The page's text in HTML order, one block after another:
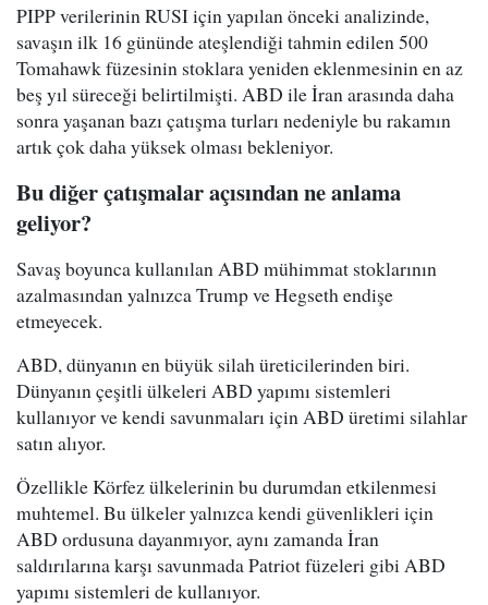
PIPP verilerinin RUSI için yapılan önceki analizinde,
savaşın ilk 16 gününde ateşlendiği tahmin edilen 500
Tomahawk füzesinin stoklara yeniden eklenmesinin en az
beş yıl süreceği belirtilmişti. ABD ile İran arasında daha
sonra yaşanan bazı çatışma turları nedeniyle bu rakamın
artık çok daha yüksek olması bekleniyor.
Bu diğer çatışmalar açısından ne anlama
geliyor?
Savaş boyunca kullanılan ABD mühimmat stoklarının
azalmasından yalnızca Trump ve Hegseth endişe
etmeyecek.
ABD, dünyanın en büyük silah üreticilerinden biri.
Dünyanın çeşitli ülkeleri ABD yapımı sistemleri
kullanıyor ve kendi savunmaları için ABD üretimi silahlar
satın alıyor.
Özellikle Körfez ülkelerinin bu durumdan etkilenmesi
muhtemel. Bu ülkeler yalnızca kendi güvenlikleri için
ABD ordusuna dayanmıyor, aynı zamanda İran
saldırılarına karşı savunmada Patriot füzeleri gibi ABD
yapımı sistemleri de kullanıyor.